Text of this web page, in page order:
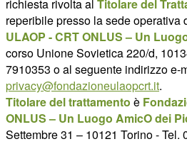
richiesta rivolta al Titolare del
reperibile presso la sede operativa
ULAOP - CRT ONLUS – Un
corso Unione Sovietica 220/d,
7910353 o al seguente indirizzo e-
privacy@fondazioneulaopcrt.it.
Titolare del trattamento è
ONLUS – Un Luogo AmicO dei
Settembre 31 – 10121 Torino - Tel.